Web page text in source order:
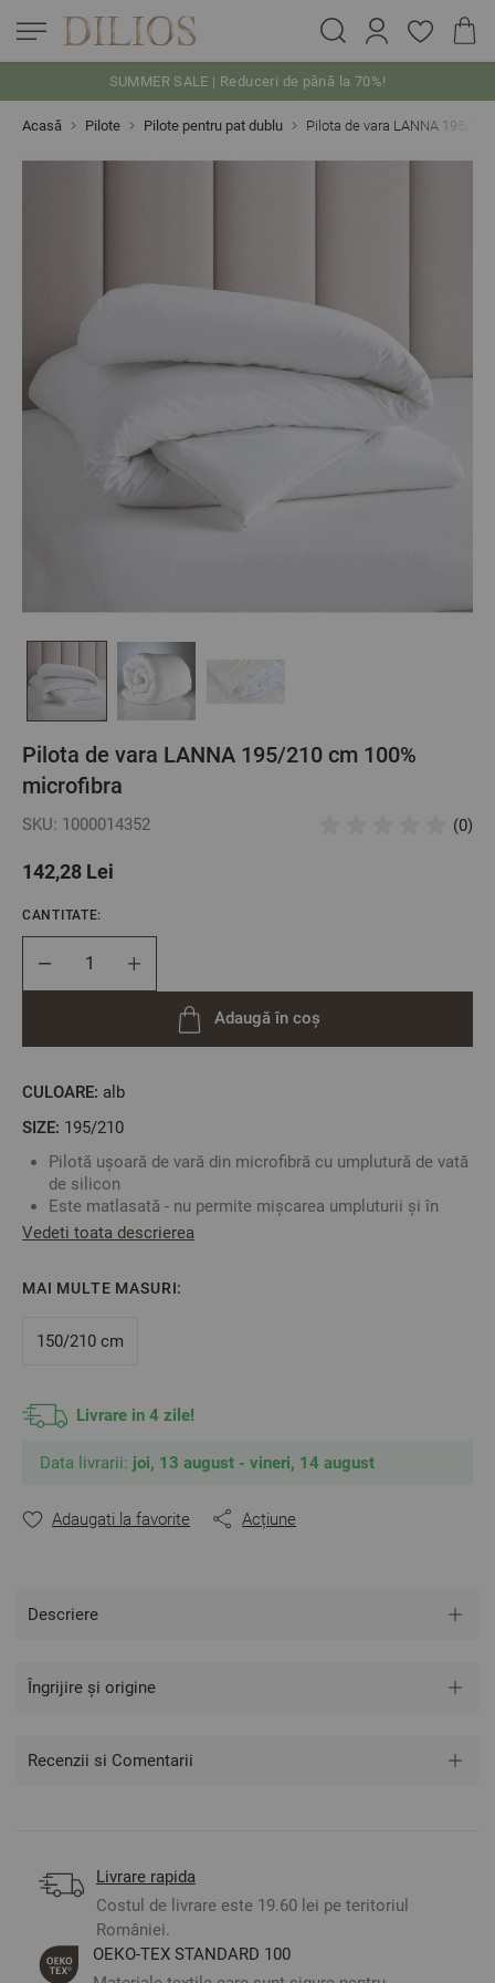
SUMMER SALE | Reduceri de până la 70%!
Acasă Pilote Pilote pentru pat dublu Pilota de vara LANNA 195/
Pilota de vara LANNA 195/210 cm 100%
microfibra
SKU: 1000014352 (0)
142,28 Lei
CULOARE: alb
SIZE: 195/210
Pilotă ușoară de vară din microfibră cu umplutură de vată
de silicon
Este matlasată - nu permite mișcarea umpluturii și în
plus oferă un aspect finit produsului
Antialergică
Față de pilotă: 100% Poliester
Densitate: 150 gr/m2
sau tonalitatea.
Vedeti toata descrierea
MAI MULTE MASURI:
150/210 cm
Livrare in 4 zile!
Data livrarii: joi, 13 august - vineri, 14 august
CANTITATE:
Adaugă în coș
Adaugati la favorite Acțiune
Descriere
Îngrijire și origine
Recenzii si Comentarii
Livrare rapida
Costul de livrare este 19.60 lei pe teritoriul
României.
ОЕКО-ТЕX STANDARD 100